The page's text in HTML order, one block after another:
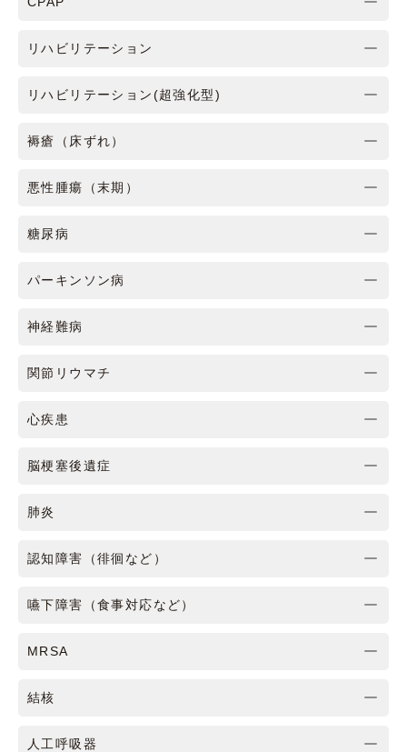
リハビリテーション
リハビリテーション(超強化型)
褥瘡（床ずれ）
悪性腫瘍（末期）
糖尿病
パーキンソン病
神経難病
関節リウマチ
心疾患
脳梗塞後遺症
肺炎
認知障害（徘徊など）
嚥下障害（食事対応など）
MRSA
結核
人工呼吸器